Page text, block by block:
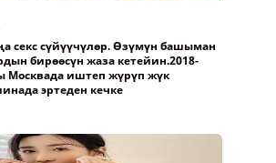
секс сүйүүчүлөр. Өзүмүн башыман
бирөөсүн жаза кетейин.2018-
Москвада иштеп жүрүп жүк
эртеден кечке